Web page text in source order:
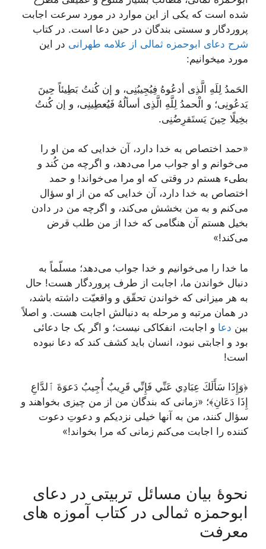
شده است که یکی از این موارد در مورد سرعت اجابت
پروردگار و سستی بندگان در حین دعا است. در کتاب
شرح دعای ابوحمزه ثمالی از علامه طهرانی در این
مورد میخوانیم:
الحَمدُ لِلَهِ الَّذِی أدعُوهُ فِیُجِیبُنِی، و إن کُنتُ بَطِیئاً حِینَ
یَدعُونِی؛ و الْحمدُ لِلَّهِ الَّذِی أسألُهُ فَیُعطِینِی، و إن کُنتُ
بخِیلًا حِینَ یَستَقرِضُنِی.
«حمد اختصاص به خدا دارد، آن خدایی که من او را
می‌خوانم و او جواب مرا می‌دهد، و اگرچه من کُند و
بطیء هستم در وقتی که او مرا می‌خواند! و حمد
اختصاص به خدا دارد، آن خدایی که من از او سؤال
می‌کنم و به من بخشش می‌کند، و اگرچه من در دادن
بخیل هستم آن هنگامی که خدا از من طلب قرض
می‌کند!»
ما خدا را می‌خوانیم و خدا جواب می‌دهد؛ مسلّماً به
دنبال خواندن ما، اجابت از طرف پروردگار هست! حال
به هر میزانی که خواندن تحقّق و واقعیّت داشته باشد،
در همان مرتبه و مرحله به دنبالش اجابت هست. و اصلاً
بین دعا و اجابت، انفکاکی نیست؛ و اگر یک جا دعائی
بود و اجابتی نبود، انسان باید کشف کند که دعا نبوده
است!
﴿وَإِذَا سَأَلَكَ عِبَادِي عَنِّي فَإِنِّي قَرِيبٌ أُجِيبُ دَعوَةَ ٱلدَّاعِ
إِذَا دَعَانِ﴾؛ «زمانی که بندگان من از من چیزی بخواهند و
سؤال کنند، من به آنها خیلی نزدیکم و دعوتِ دعوت
کننده را اجابت می‌کنم زمانی که مرا بخواند!»
نحوۀ بیان مسائل تربیتی در دعای
ابوحمزه ثمالی در کتاب آموزه های
معرفت